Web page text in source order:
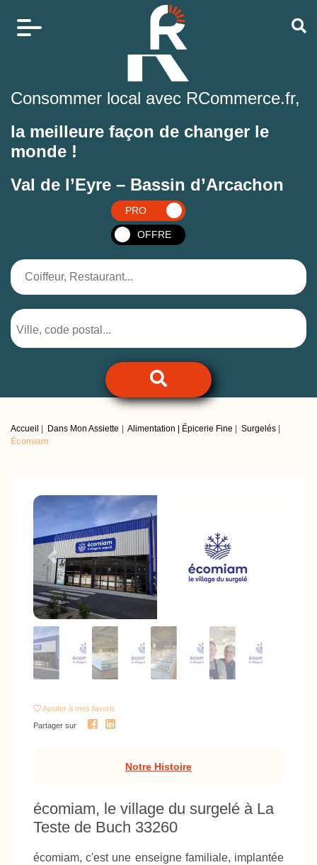
Consommer local avec RCommerce.fr,
la meilleure façon de changer le
monde !
Val de l’Eyre – Bassin d’Arcachon
PRO
OFFRE
Accueil Dans Mon Assiette Alimentation | Épicerie Fine
Surgelés
Écomiam
Previous
Ajouter à mes favoris
Partager sur
Notre Histoire
écomiam, le village du surgelé à La
Teste de Buch 33260
écomiam, c'est une enseigne familiale, implantée